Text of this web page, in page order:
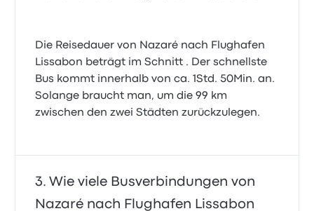
Die Reisedauer von Nazaré nach Flughafen
Lissabon beträgt im Schnitt . Der schnellste
Bus kommt innerhalb von ca. 1Std. 50Min. an.
Solange braucht man, um die 99 km
zwischen den zwei Städten zurückzulegen.
Wie viele Busverbindungen von
Nazaré nach Flughafen Lissabon